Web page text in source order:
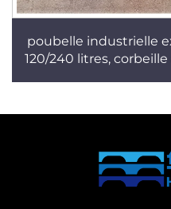
poubelle industrielle
120/240 litres,